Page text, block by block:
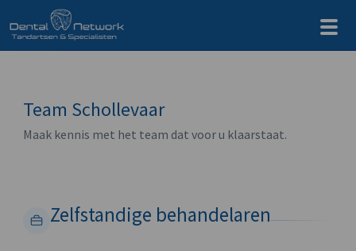
Team Schollevaar
Maak kennis met het team dat voor u klaarstaat.
Zelfstandige behandelaren